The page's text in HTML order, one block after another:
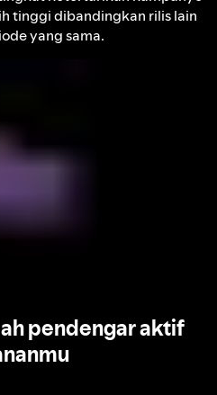
tinggi dibandingkan rilis lain
yang sama.
pendengar aktif